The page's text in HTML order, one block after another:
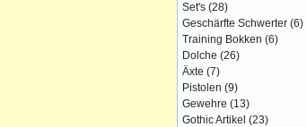
Set's (28)
Geschärfte Schwerter (6)
Training Bokken (6)
Dolche (26)
Äxte (7)
Pistolen (9)
Gewehre (13)
Gothic Artikel (23)